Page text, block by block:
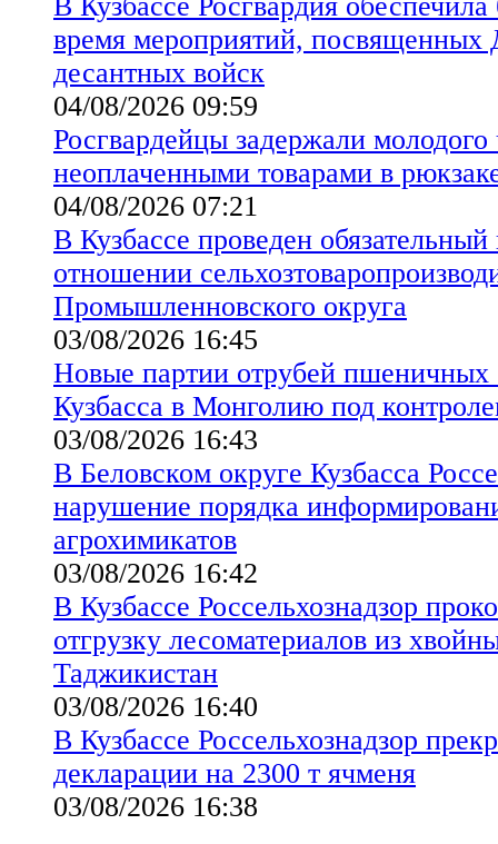
время мероприятий,
десантных войск
04/08/2026 09:59
Росгвардейцы задержали молодого
неоплаченными товарами в
04/08/2026 07:21
В Кузбассе проведен
отношении
Промышленновского округа
03/08/2026 16:45
Новые партии отрубей пшеничных
Кузбасса в Монголию под
03/08/2026 16:43
В Беловском округе Кузбасса
нарушение порядка
агрохимикатов
03/08/2026 16:42
В Кузбассе Россельхознадзор
отгрузку лесоматериалов из
Таджикистан
03/08/2026 16:40
В Кузбассе Россельхознадзор
декларации на 2300 т ячменя
03/08/2026 16:38